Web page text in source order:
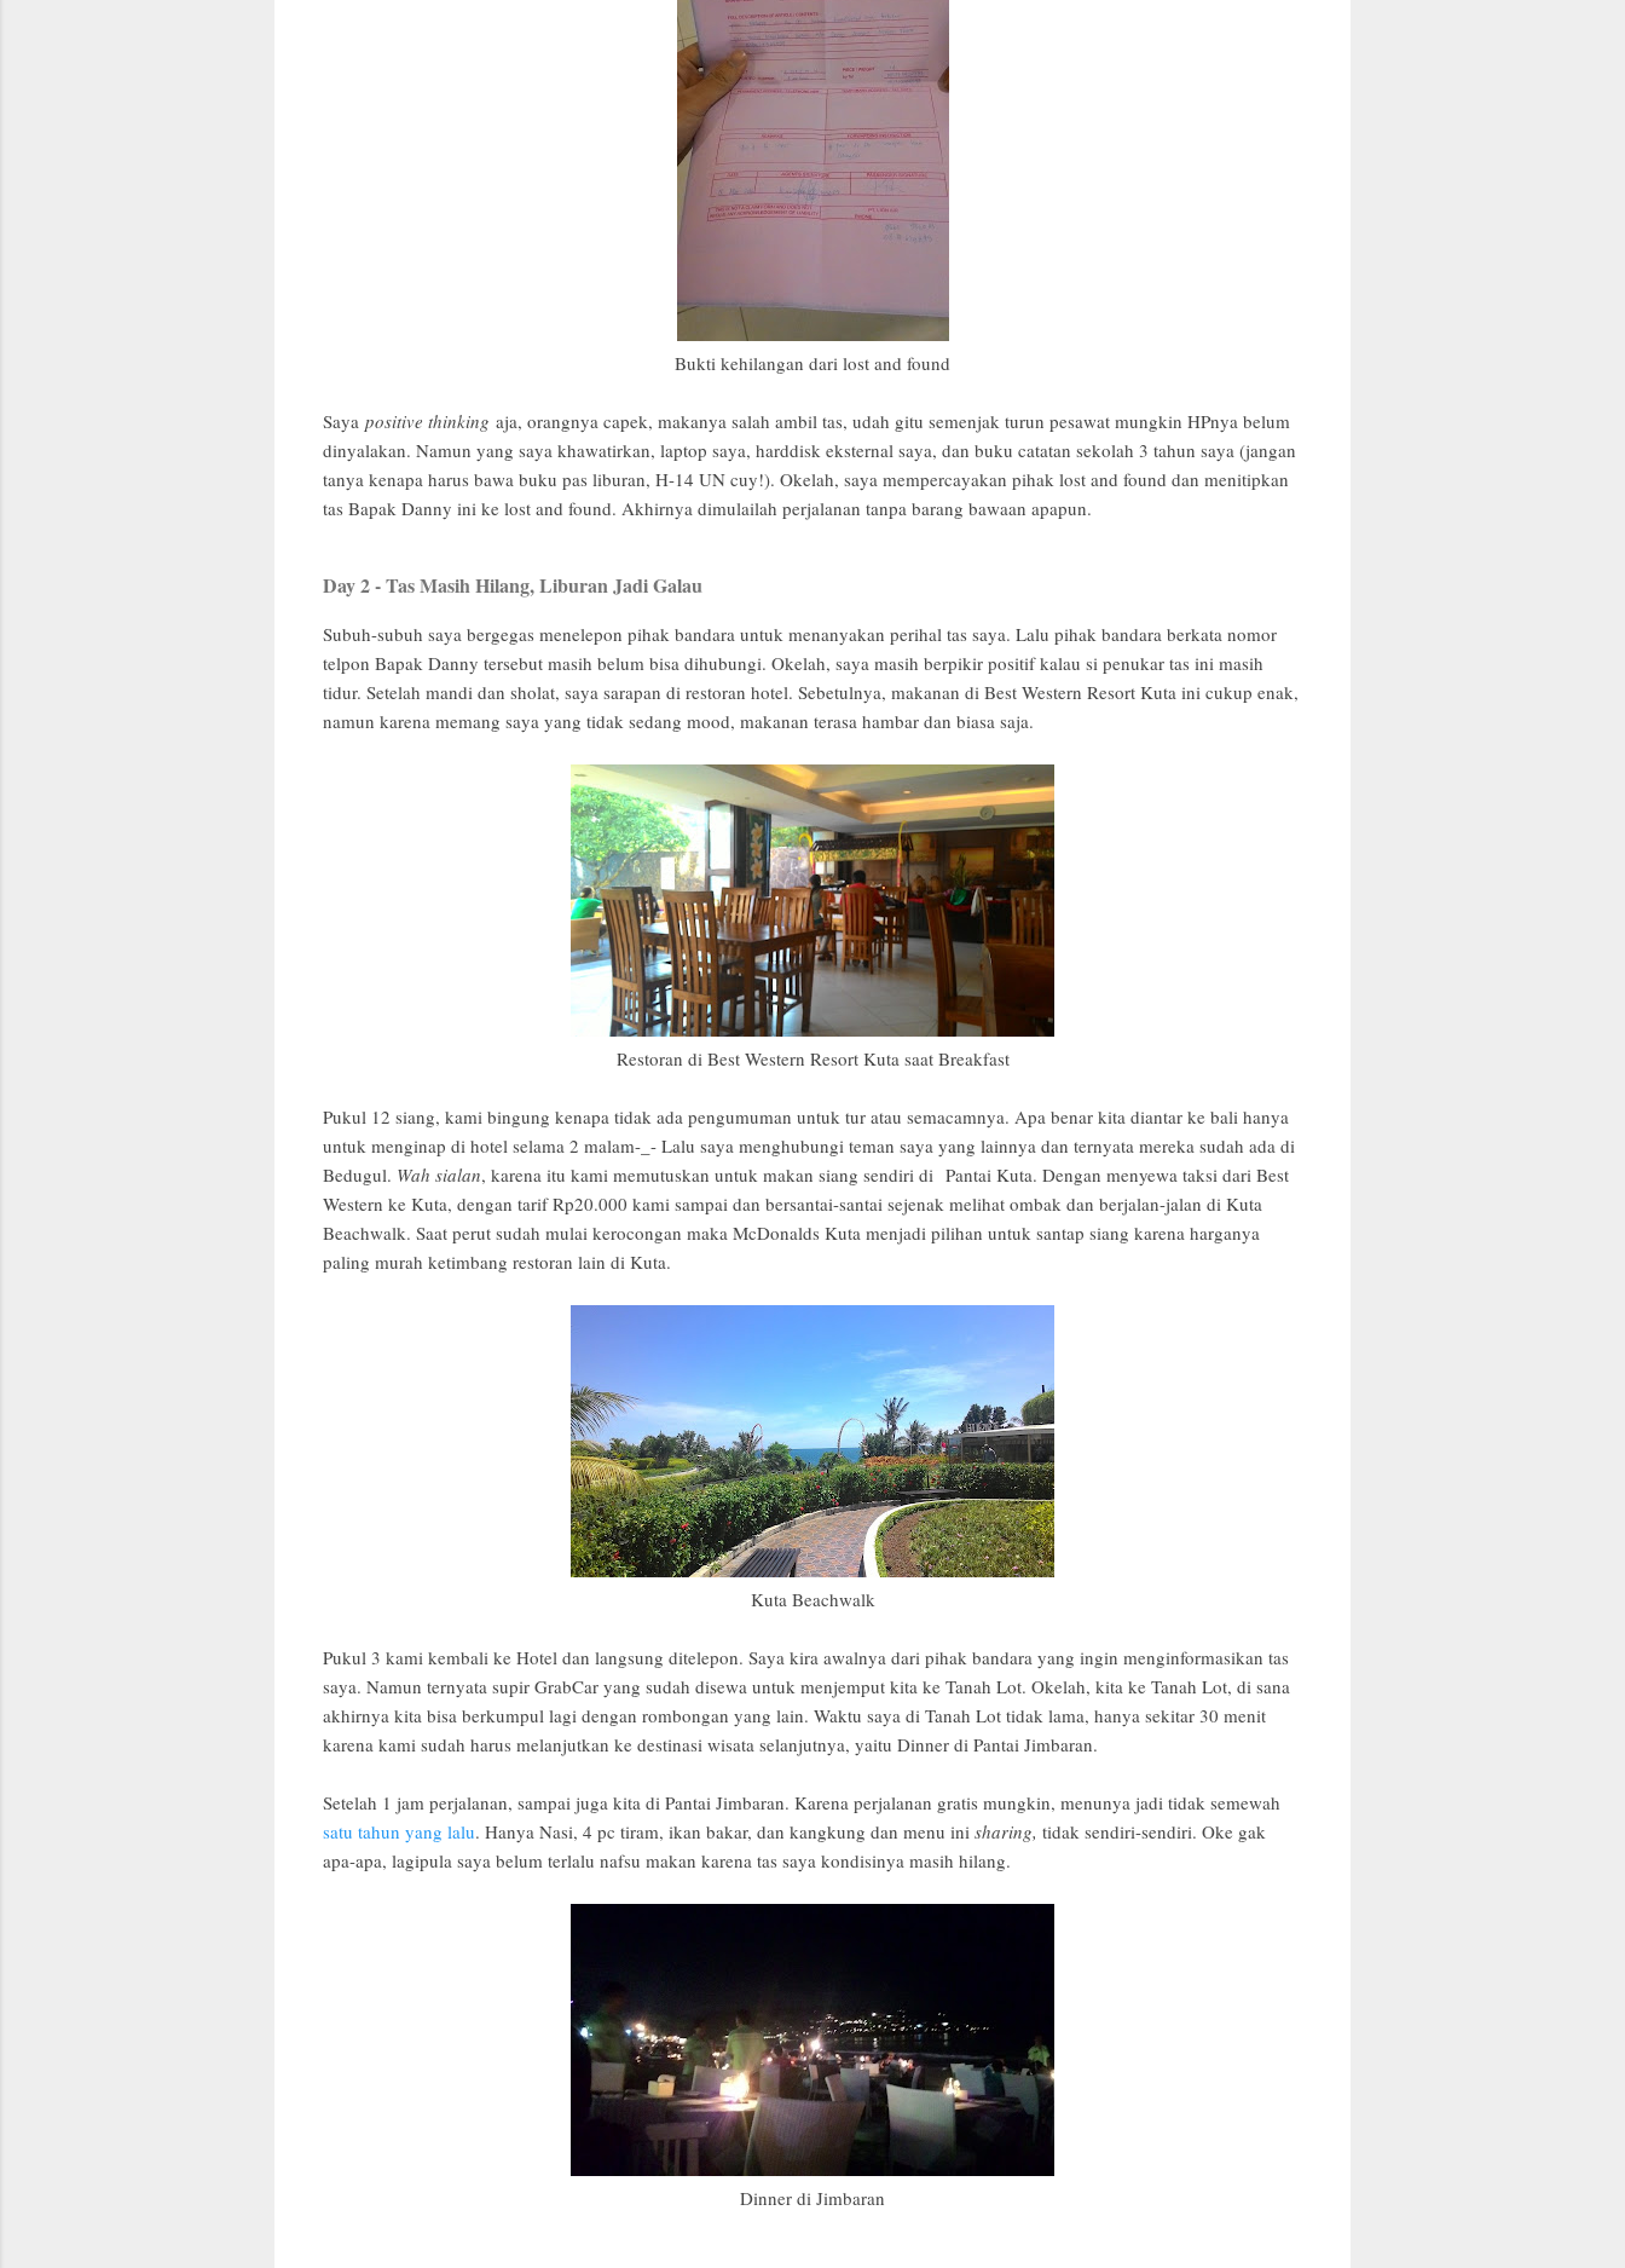
Bukti kehilangan dari lost and found
Saya positive thinking aja, orangnya capek, makanya salah ambil tas, udah gitu semenjak turun pesawat mungkin HPnya belum
dinyalakan. Namun yang saya khawatirkan, laptop saya, harddisk eksternal saya, dan buku catatan sekolah 3 tahun saya (jangan
tanya kenapa harus bawa buku pas liburan, H-14 UN cuy!). Okelah, saya mempercayakan pihak lost and found dan menitipkan
tas Bapak Danny ini ke lost and found. Akhirnya dimulailah perjalanan tanpa barang bawaan apapun.
Day 2 - Tas Masih Hilang, Liburan Jadi Galau
Subuh-subuh saya bergegas menelepon pihak bandara untuk menanyakan perihal tas saya. Lalu pihak bandara berkata nomor
telpon Bapak Danny tersebut masih belum bisa dihubungi. Okelah, saya masih berpikir positif kalau si penukar tas ini masih
tidur. Setelah mandi dan sholat, saya sarapan di restoran hotel. Sebetulnya, makanan di Best Western Resort Kuta ini cukup enak,
namun karena memang saya yang tidak sedang mood, makanan terasa hambar dan biasa saja.
Restoran di Best Western Resort Kuta saat Breakfast
Pukul 12 siang, kami bingung kenapa tidak ada pengumuman untuk tur atau semacamnya. Apa benar kita diantar ke bali hanya
untuk menginap di hotel selama 2 malam-_- Lalu saya menghubungi teman saya yang lainnya dan ternyata mereka sudah ada di
Bedugul. Wah sialan, karena itu kami memutuskan untuk makan siang sendiri di Pantai Kuta. Dengan menyewa taksi dari Best
Western ke Kuta, dengan tarif Rp20.000 kami sampai dan bersantai-santai sejenak melihat ombak dan berjalan-jalan di Kuta
Beachwalk. Saat perut sudah mulai kerocongan maka McDonalds Kuta menjadi pilihan untuk santap siang karena harganya
paling murah ketimbang restoran lain di Kuta.
Kuta Beachwalk
Pukul 3 kami kembali ke Hotel dan langsung ditelepon. Saya kira awalnya dari pihak bandara yang ingin menginformasikan tas
saya. Namun ternyata supir GrabCar yang sudah disewa untuk menjemput kita ke Tanah Lot. Okelah, kita ke Tanah Lot, di sana
akhirnya kita bisa berkumpul lagi dengan rombongan yang lain. Waktu saya di Tanah Lot tidak lama, hanya sekitar 30 menit
karena kami sudah harus melanjutkan ke destinasi wisata selanjutnya, yaitu Dinner di Pantai Jimbaran.
Setelah 1 jam perjalanan, sampai juga kita di Pantai Jimbaran. Karena perjalanan gratis mungkin, menunya jadi tidak semewah
satu tahun yang lalu. Hanya Nasi, 4 pc tiram, ikan bakar, dan kangkung dan menu ini sharing, tidak sendiri-sendiri. Oke gak
apa-apa, lagipula saya belum terlalu nafsu makan karena tas saya kondisinya masih hilang.
Dinner di Jimbaran